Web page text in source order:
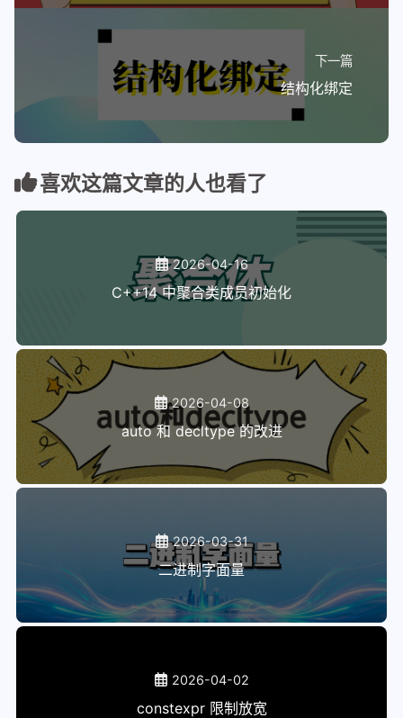
下一篇
结构化绑定
喜欢这篇文章的人也看了
2026-04-16
C++14 中聚合类成员初始化
2026-04-08
auto 和 decltype 的改进
2026-03-31
二进制字面量
2026-04-02
constexpr 限制放宽